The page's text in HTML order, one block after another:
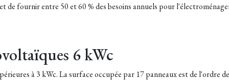
de fournir entre 50 et 60 % des besoins annuels pour
6 kWc
à 3 kWc. La surface occupée par 17 panneaux est de l'ordre